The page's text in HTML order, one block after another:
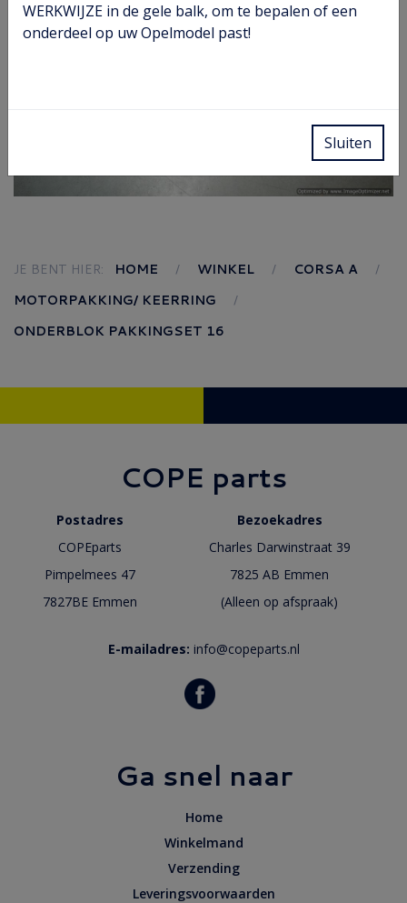
JE BENT HIER: HOME WINKEL
CORSA A
MOTORPAKKING/ KEERRING
ONDERBLOK PAKKINGSET 16
COPE parts
Postadres
Bezoekadres
COPEparts
Charles Darwinstraat 39
Pimpelmees 47
7825 AB Emmen
7827BE Emmen
(Alleen op afspraak)
E-mailadres: info@copeparts.nl
Ga snel naar
Home
Winkelmand
Verzending
Leveringsvoorwaarden
WERKWIJZE in de gele balk, om te bepalen of een
onderdeel op uw Opelmodel past!
Sluiten